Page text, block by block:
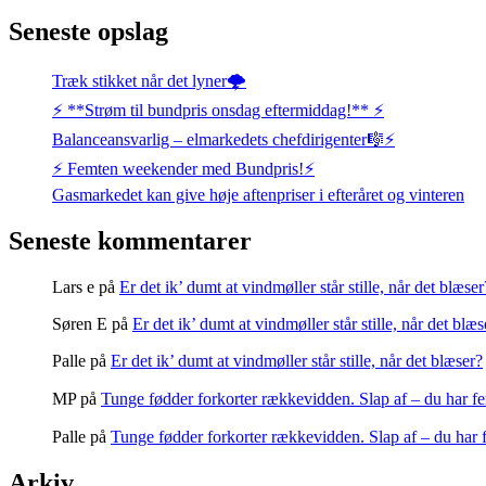
Seneste opslag
Træk stikket når det lyner🌩️
⚡️ **Strøm til bundpris onsdag eftermiddag!** ⚡️
Balanceansvarlig – elmarkedets chefdirigenter🎼⚡
⚡️ Femten weekender med Bundpris!⚡️
Gasmarkedet kan give høje aftenpriser i efteråret og vinteren
Seneste kommentarer
Lars e på Er det ik’ dumt at vindmøller står stille, når det
Søren E på Er det ik’ dumt at vindmøller står stille, når det
Palle på Er det ik’ dumt at vindmøller står stille, når det blæser?
MPpå Tunge fødder forkorter rækkevidden. Slap af – du har
Palle på Tunge fødder forkorter rækkevidden. Slap af – du har